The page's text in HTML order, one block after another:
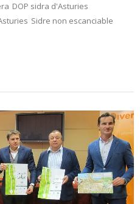
DOP sidra d'Asturies
Sidre non escanciable